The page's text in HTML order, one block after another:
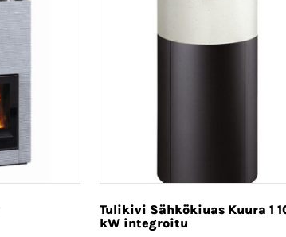
Tulikivi Sähkökiuas Kuura 1
kW integroitu